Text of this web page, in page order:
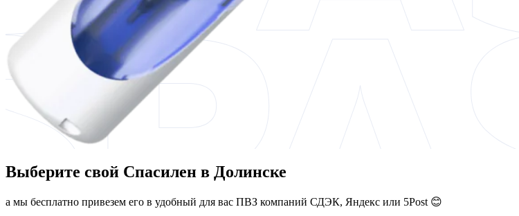
Выберите свой Спасилен в Долинске
а мы бесплатно привезем его в удобный для вас ПВЗ компаний СДЭК, Яндекс или 5Post 😊